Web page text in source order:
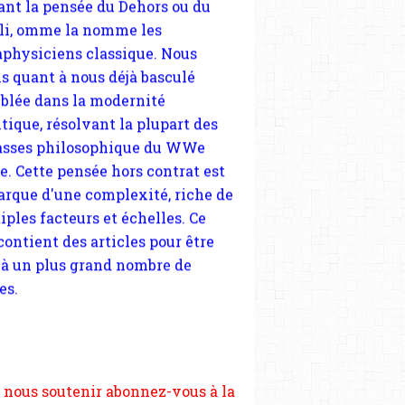
résolvant la plupart des
philosophique du WWe
Cette pensée hors contrat est
d'une complexité, riche de
facteurs et échelles. Ce
des articles pour être
un plus grand nombre de
vous le pouvez faîtes des liens